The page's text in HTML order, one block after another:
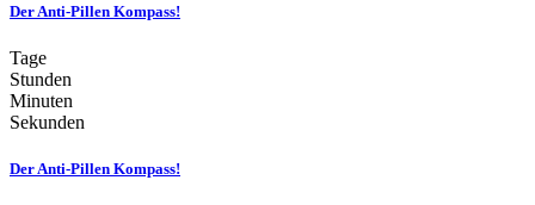
Der Anti-Pillen Kompass!
Tage
Stunden
Minuten
Sekunden
Der Anti-Pillen Kompass!